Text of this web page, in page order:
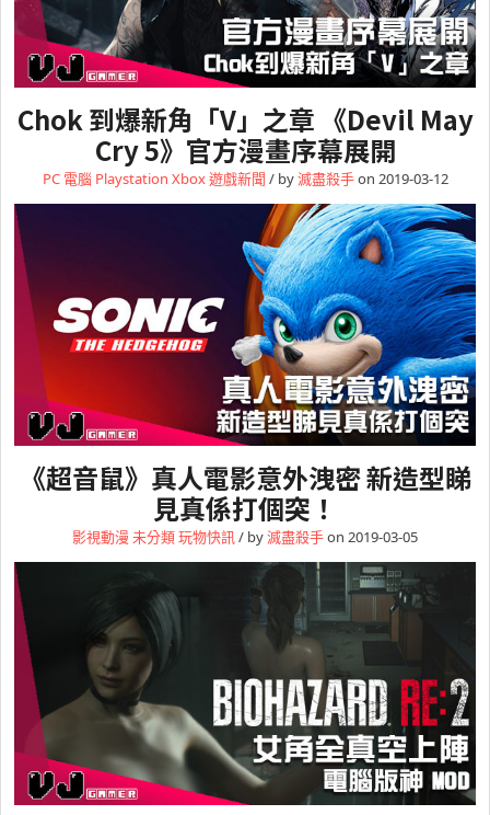
Chok 到爆新角「V」之章 《Devil May
Cry 5》官方漫畫序幕展開
PC 電腦 Playstation Xbox遊戲新聞 / by滅盡殺手on 2019-03-12
《超音鼠》真人電影意外洩密 新造型睇
見真係打個突！
影視動漫 未分類玩物快訊/ by滅盡殺手on 2019-03-05